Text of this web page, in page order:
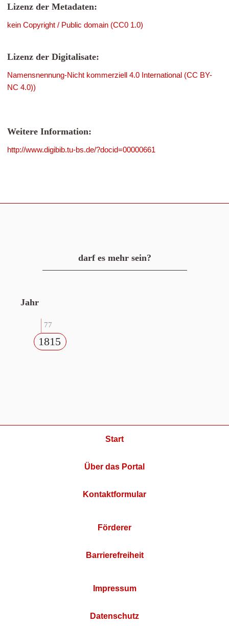
Lizenz der Metadaten:
kein Copyright / Public domain (CC0 1.0)
Lizenz der Digitalisate:
Namensnennung-Nicht kommerziell 4.0 International (CC BY-
NC 4.0))
Weitere Information:
http://www.digibib.tu-bs.de/?docid=00000661
darf es mehr sein?
Jahr
77
1815
Start
Über das Portal
Kontaktformular
Förderer
Barrierefreiheit
Impressum
Datenschutz